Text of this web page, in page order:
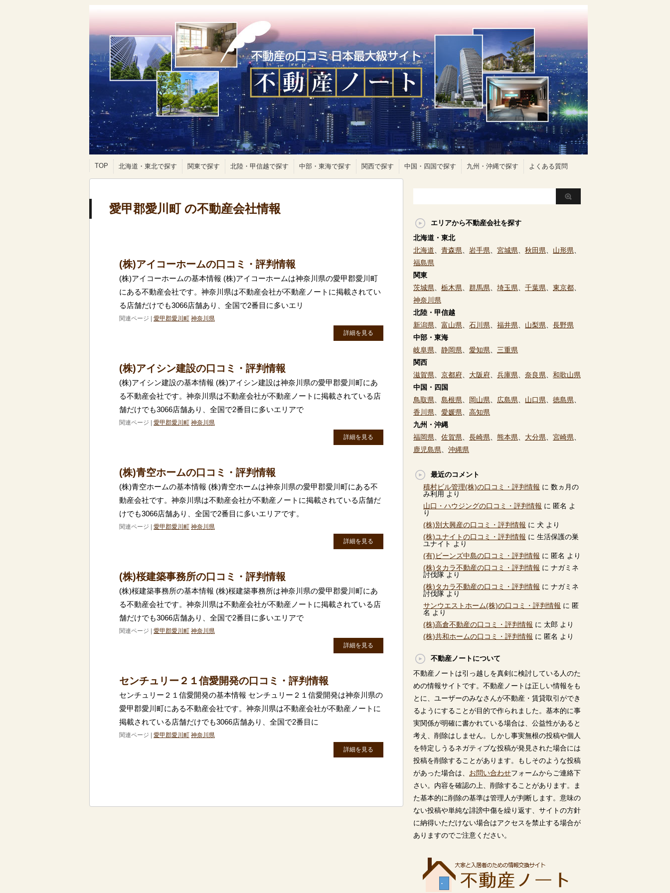
TOP 北海道・東北で探す 関東で探す 北陸・甲信越で探す 中部・東海で探す 関西で探す 中国・四国で探す 九州・沖縄で探す よくある質問
愛甲郡愛川町 の不動産会社情報
(株)アイコーホームの口コミ・評判情報
(株)アイコーホームの基本情報 (株)アイコーホームは神奈川県の愛甲郡愛川町
にある不動産会社です。神奈川県は不動産会社が不動産ノートに掲載されてい
る店舗だけでも3066店舗あり、全国で2番目に多いエリ
関連ページ | 愛甲郡愛川町 神奈川県
詳細を見る
(株)アイシン建設の口コミ・評判情報
(株)アイシン建設の基本情報 (株)アイシン建設は神奈川県の愛甲郡愛川町にあ
る不動産会社です。神奈川県は不動産会社が不動産ノートに掲載されている店
舗だけでも3066店舗あり、全国で2番目に多いエリアで
関連ページ | 愛甲郡愛川町 神奈川県
詳細を見る
(株)青空ホームの口コミ・評判情報
(株)青空ホームの基本情報 (株)青空ホームは神奈川県の愛甲郡愛川町にある不
動産会社です。神奈川県は不動産会社が不動産ノートに掲載されている店舗だ
けでも3066店舗あり、全国で2番目に多いエリアです。
関連ページ | 愛甲郡愛川町 神奈川県
詳細を見る
(株)桜建築事務所の口コミ・評判情報
(株)桜建築事務所の基本情報 (株)桜建築事務所は神奈川県の愛甲郡愛川町にあ
る不動産会社です。神奈川県は不動産会社が不動産ノートに掲載されている店
舗だけでも3066店舗あり、全国で2番目に多いエリアで
関連ページ | 愛甲郡愛川町 神奈川県
詳細を見る
センチュリー２１信愛開発の口コミ・評判情報
センチュリー２１信愛開発の基本情報 センチュリー２１信愛開発は神奈川県の
愛甲郡愛川町にある不動産会社です。神奈川県は不動産会社が不動産ノートに
掲載されている店舗だけでも3066店舗あり、全国で2番目に
関連ページ | 愛甲郡愛川町 神奈川県
詳細を見る
エリアから不動産会社を探す
北海道・東北
北海道
青森県 岩手県 宮城県 秋田県 山形県
福島県
関東
茨城県
栃木県 群馬県 埼玉県 千葉県 東京都
神奈川県
北陸・甲信越
新潟県
富山県 石川県 福井県 山梨県
長野県
中部・東海
岐阜県
静岡県 愛知県
三重県
関西
滋賀県
京都府 大阪府 兵庫県 奈良県
和歌山県
中国・四国
鳥取県
島根県 岡山県 広島県 山口県 徳島県
香川県
愛媛県
高知県
九州・沖縄
福岡県
佐賀県 長崎県 熊本県 大分県 宮崎県
鹿児島県
沖縄県
最近のコメント
積村ビル管理(株)の口コミ・評判情報 に 数ヵ月の
み利用 より
山口・ハウジングの口コミ・評判情報 に 匿名 よ
り
(株)別大興産の口コミ・評判情報 に 犬 より
(株)ユナイトの口コミ・評判情報 に 生活保護の巣
ユナイト より
(有)ビーンズ中島の口コミ・評判情報 に 匿名 より
(株)タカラ不動産の口コミ・評判情報 に ナガミネ
討伐隊 より
(株)タカラ不動産の口コミ・評判情報 に ナガミネ
討伐隊 より
サンウエストホーム(株)の口コミ・評判情報 に 匿
名 より
(株)高倉不動産の口コミ・評判情報 に 太郎 より
(株)共和ホームの口コミ・評判情報 に 匿名 より
不動産ノートについて
不動産ノートは引っ越しを真剣に検討している人のた
めの情報サイトです。不動産ノートは正しい情報をも
とに、ユーザーのみなさんが不動産・賃貸取引ができ
るようにすることが目的で作られました。基本的に事
実関係が明確に書かれている場合は、公益性があると
考え、削除はしません。しかし事実無根の投稿や個人
を特定しうるネガティブな投稿が発見された場合には
投稿を削除することがあります。もしそのような投稿
があった場合は、 お問い合わせフォームからご連絡下
さい。内容を確認の上、削除することがあります。ま
た基本的に削除の基準は管理人が判断します。意味の
ない投稿や単純な誹謗中傷を繰り返す、サイトの方針
に納得いただけない場合はアクセスを禁止する場合が
ありますのでご注意ください。